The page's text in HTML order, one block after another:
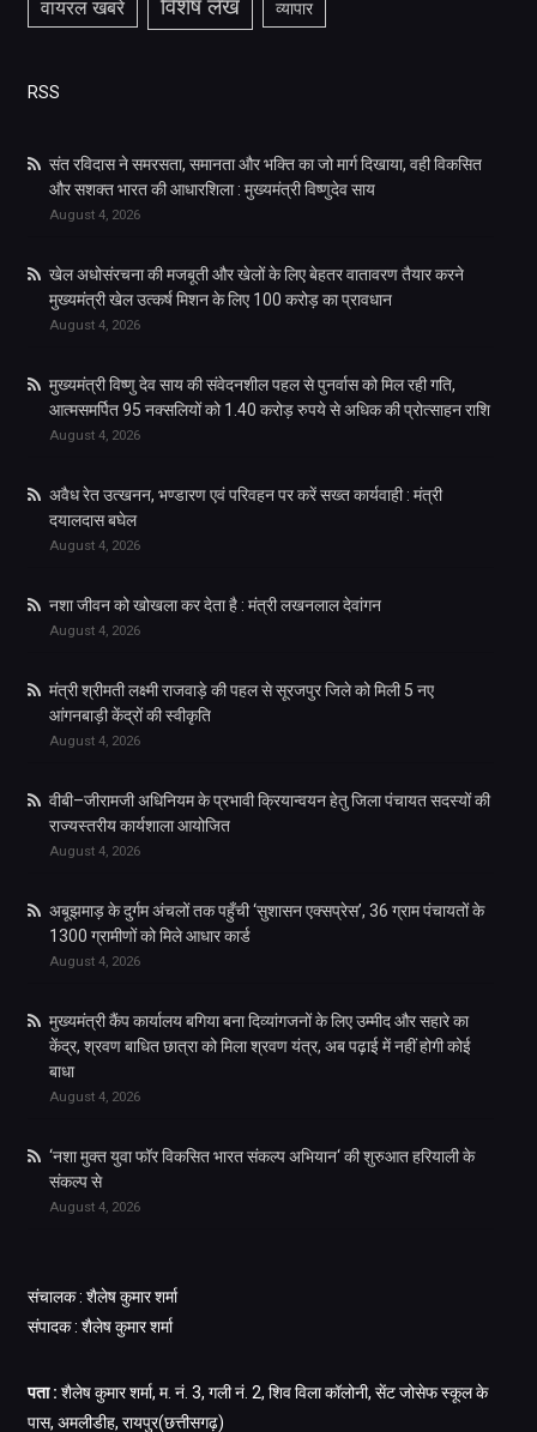
वायरल खबरे विशेष लेख व्यापार
RSS
संत रविदास ने समरसता, समानता और भक्ति का जो मार्ग दिखाया, वही विकसित
और सशक्त भारत की आधारशिला : मुख्यमंत्री विष्णुदेव साय
August 4, 2026
खेल अधोसंरचना की मजबूती और खेलों के लिए बेहतर वातावरण तैयार करने
मुख्यमंत्री खेल उत्कर्ष मिशन के लिए 100 करोड़ का प्रावधान
August 4, 2026
मुख्यमंत्री विष्णु देव साय की संवेदनशील पहल से पुनर्वास को मिल रही गति,
आत्मसमर्पित 95 नक्सलियों को 1.40 करोड़ रुपये से अधिक की प्रोत्साहन राशि
August 4, 2026
अवैध रेत उत्खनन, भण्डारण एवं परिवहन पर करें सख्त कार्यवाही : मंत्री
दयालदास बघेल
August 4, 2026
नशा जीवन को खोखला कर देता है : मंत्री लखनलाल देवांगन
August 4, 2026
मंत्री श्रीमती लक्ष्मी राजवाड़े की पहल से सूरजपुर जिले को मिली 5 नए
आंगनबाड़ी केंद्रों की स्वीकृति
August 4, 2026
वीबी–जीरामजी अधिनियम के प्रभावी क्रियान्वयन हेतु जिला पंचायत सदस्यों की
राज्यस्तरीय कार्यशाला आयोजित
August 4, 2026
अबूझमाड़ के दुर्गम अंचलों तक पहुँची ‘सुशासन एक्सप्रेस’, 36 ग्राम पंचायतों के
1300 ग्रामीणों को मिले आधार कार्ड
August 4, 2026
मुख्यमंत्री कैंप कार्यालय बगिया बना दिव्यांगजनों के लिए उम्मीद और सहारे का
केंद्र, श्रवण बाधित छात्रा को मिला श्रवण यंत्र, अब पढ़ाई में नहीं होगी कोई
बाधा
August 4, 2026
‘नशा मुक्त युवा फॉर विकसित भारत संकल्प अभियान‘ की शुरुआत हरियाली के
संकल्प से
August 4, 2026
संचालक : शैलेष कुमार शर्मा
संपादक : शैलेष कुमार शर्मा
पता : शैलेष कुमार शर्मा, म. नं. 3, गली नं. 2, शिव विला कॉलोनी, सेंट जोसेफ स्कूल के
पास, अमलीडीह, रायपुर(छत्तीसगढ़)